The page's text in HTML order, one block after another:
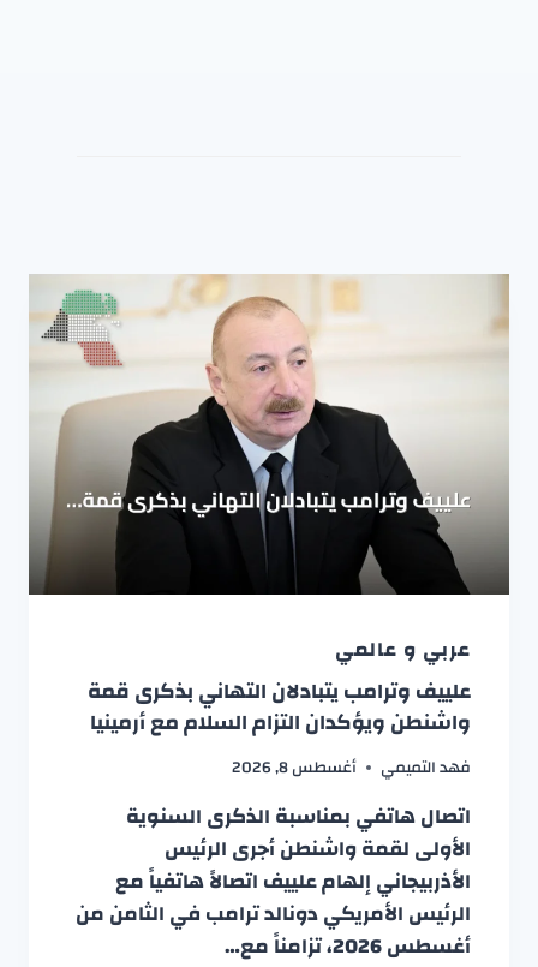
عربي و عالمي
علييف وترامب يتبادلان التهاني بذكرى قمة
واشنطن ويؤكدان التزام السلام مع أرمينيا
فهد التميمي أغسطس 8, 2026
اتصال هاتفي بمناسبة الذكرى السنوية
الأولى لقمة واشنطن أجرى الرئيس
الأذربيجاني إلهام علييف اتصالاً هاتفياً مع
الرئيس الأمريكي دونالد ترامب في الثامن من
أغسطس 2026، تزامناً مع…